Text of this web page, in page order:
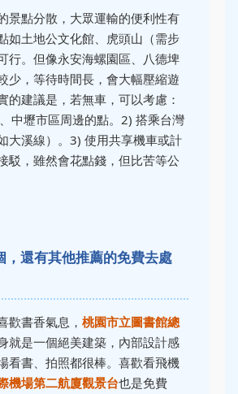
景點分散，大眾運輸的便利性有
如土地公文化館、虎頭山（需步
行。但像永安海螺園區、八德埤
少，等待時間長，會大幅壓縮遊
的建議是，若無車，可以考慮：
中壢市區周邊的點。2) 搭乘台灣
大溪線）。3) 使用共享機車或計
駁，雖然會花點錢，但比苦等公
，還有其他推薦的免費去處
歡書香氣息， 桃園市立圖書館總
就是一個絕美建築，內部設計感
看書、拍照都很棒。喜歡看飛機
機場第二航廈觀景台也是免費